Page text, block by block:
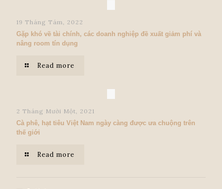
19 Tháng Tám, 2022
Gặp khó về tài chính, các doanh nghiệp đề xuất giảm phí và
nâng room tín dụng
Read more
2 Tháng Mười Một, 2021
Cà phê, hạt tiêu Việt Nam ngày càng được ưa chuộng trên
thế giới
Read more